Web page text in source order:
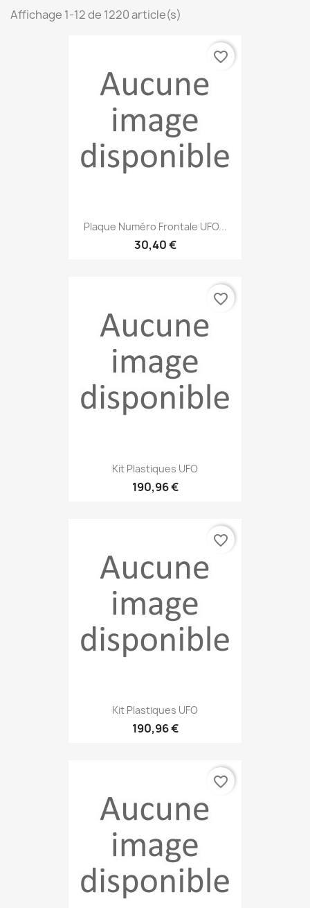
Affichage 1-12 de 1220 article(s)
Plaque Numéro Frontale UFO...
30,40 €
favorite_border
Kit Plastiques UFO
190,96 €
favorite_border
Kit Plastiques UFO
190,96 €
favorite_border
favorite_border